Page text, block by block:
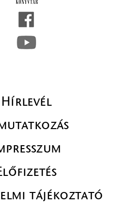
Hírlevél
tájékoztató